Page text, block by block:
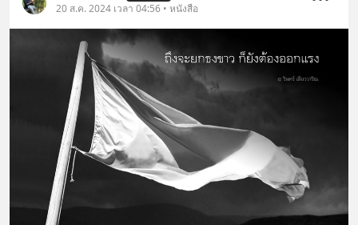
20 ส.ค. 2024 เวลา 04:56 • หนังสือ